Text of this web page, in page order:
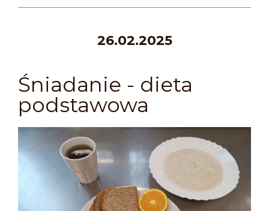
26.02.2025
Śniadanie - dieta
podstawowa